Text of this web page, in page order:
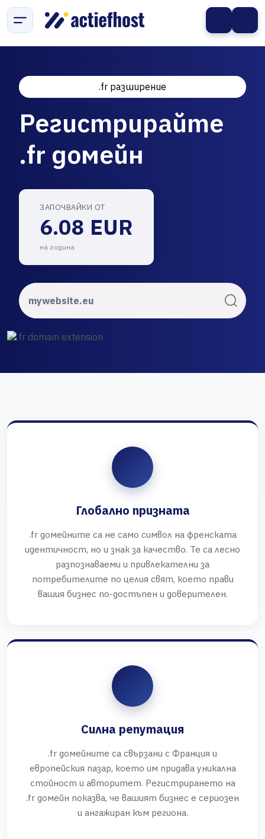
.fr разширение
Регистрирайте
.fr домейн
ЗАПОЧВАЙКИ ОТ
6.08 EUR
на година
Глобално призната
.fr домейните са не само символ на френската
идентичност, но и знак за качество. Те са лесно
разпознаваеми и привлекателни за
потребителите по целия свят, което прави
вашия бизнес по-достъпен и доверителен.
Силна репутация
.fr домейните са свързани с Франция и
европейския пазар, което им придава уникална
стойност и авторитет. Регистрирането на
.fr домейн показва, че вашият бизнес е сериозен
и ангажиран към региона.